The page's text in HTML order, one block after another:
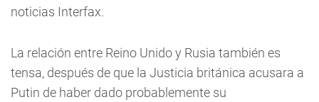
noticias Interfax.
La relación entre Reino Unido y Rusia también es
tensa, después de que la Justicia británica acusara a
Putin de haber dado probablemente su